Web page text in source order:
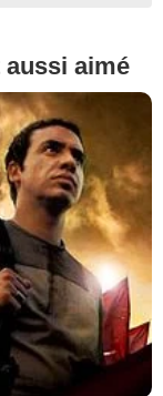
aussi aimé